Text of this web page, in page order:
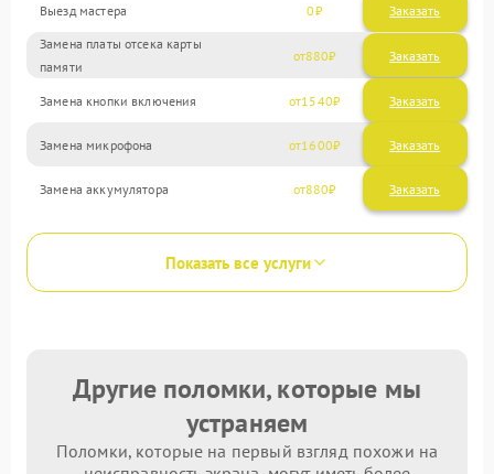
Выезд мастера 0 Заказать
Замена платы отсека карты
памяти
880
Замена кнопки включения 1540
Замена микрофона 1600
Замена аккумулятора 880
Показать все услуги
Другие поломки, которые мы
устраняем
Поломки, которые на первый взгляд похожи на